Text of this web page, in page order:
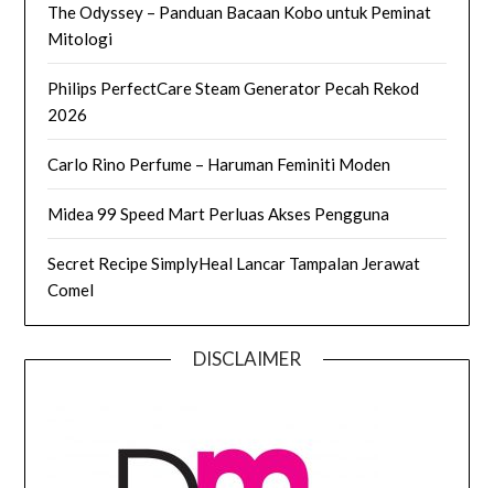
The Odyssey – Panduan Bacaan Kobo untuk Peminat
Mitologi
Philips PerfectCare Steam Generator Pecah Rekod
2026
Carlo Rino Perfume – Haruman Feminiti Moden
Midea 99 Speed Mart Perluas Akses Pengguna
Secret Recipe SimplyHeal Lancar Tampalan Jerawat
Comel
DISCLAIMER